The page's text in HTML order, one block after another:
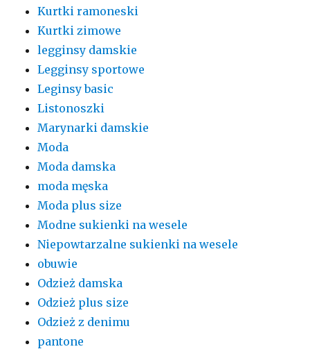
Kurtki ramoneski
Kurtki zimowe
legginsy damskie
Legginsy sportowe
Leginsy basic
Listonoszki
Marynarki damskie
Moda
Moda damska
moda męska
Moda plus size
Modne sukienki na wesele
Niepowtarzalne sukienki na wesele
obuwie
Odzież damska
Odzież plus size
Odzież z denimu
pantone